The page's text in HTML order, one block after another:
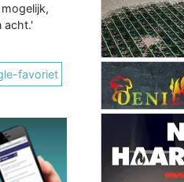
acht.'
favoriet